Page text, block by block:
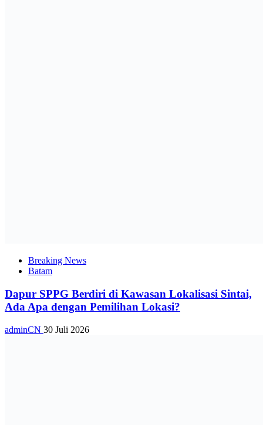
Breaking News
Batam
Dapur SPPG Berdiri di Kawasan Lokalisasi Sintai,
Ada Apa dengan Pemilihan Lokasi?
adminCN 30 Juli 2026